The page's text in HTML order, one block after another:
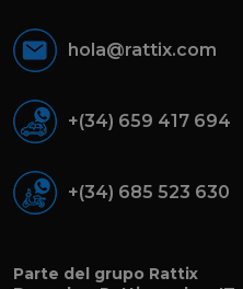
hola@rattix.com
+(34) 659 417 694
+(34) 685 523 630
Parte del grupo Rattix